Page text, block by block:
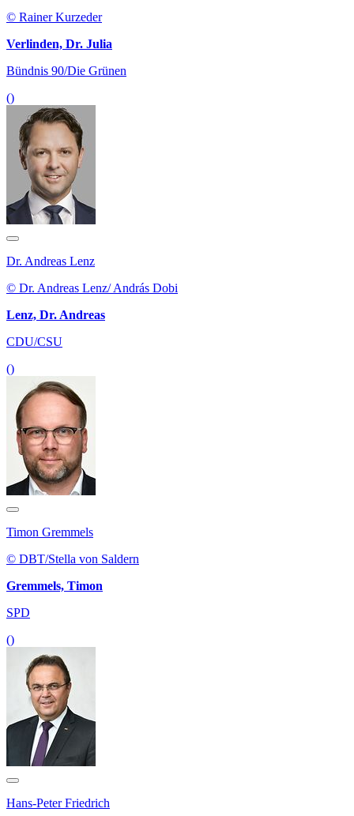
© Rainer Kurzeder
Verlinden, Dr. Julia
Bündnis 90/Die Grünen
()
Dr. Andreas Lenz
© Dr. Andreas Lenz/ András Dobi
Lenz, Dr. Andreas
CDU/CSU
()
Timon Gremmels
© DBT/Stella von Saldern
Gremmels, Timon
SPD
()
Hans-Peter Friedrich